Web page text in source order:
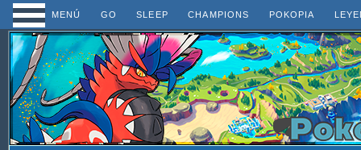
MENÚ GO SLEEP CHAMPIONS POKOPIA